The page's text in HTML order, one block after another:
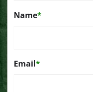
Name*
Email*